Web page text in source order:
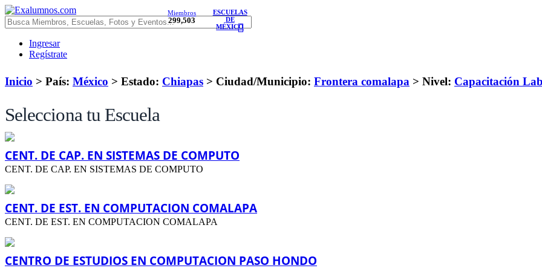
Miembros
299,503
ESCUELAS
DE
MÉXICO
Ingresar
Regístrate
Inicio > País: México > Estado: Chiapas > Ciudad/Municipio: Frontera comalapa > Nivel: Capacitación
Selecciona tu Escuela
CENT. DE CAP. EN SISTEMAS DE COMPUTO
CENT. DE CAP. EN SISTEMAS DE COMPUTO
CENT. DE EST. EN COMPUTACION COMALAPA
CENT. DE EST. EN COMPUTACION COMALAPA
CENTRO DE ESTUDIOS EN COMPUTACION PASO HONDO